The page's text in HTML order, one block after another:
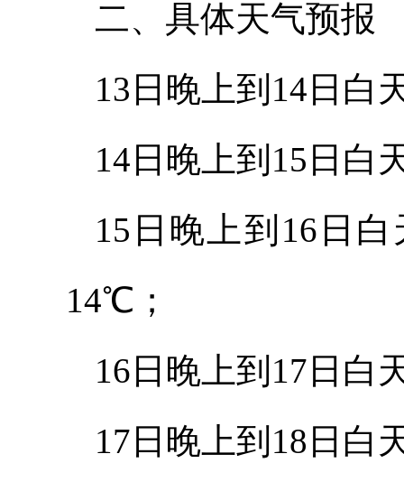
二、具体天气预报
13日晚上到14日白
14日晚上到15日白
15日晚上到16日
14℃；
16日晚上到17日白
17日晚上到18日白